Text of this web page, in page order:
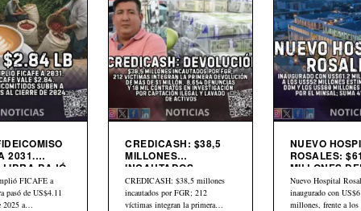
2031.
LIBRA BAJÓ
FICAFE a
pasó de US$4.11
2025 a…
CREDICASH: $38,5
MILLONES
INCAUTADOS.
INICIAN DEVOLUCIÓN
CREDICASH: $38,5 millones
incautados por FGR; 212
víctimas integran la primera
NUEVO
ROSALES:
MILLONES
$80 MILLONES
BID
Nuevo Hospital
inaugurado con
millones, frente a los